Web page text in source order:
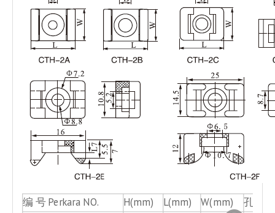
编 号 Perkara NO. H(mm) L(mm) W(mm)
孔径